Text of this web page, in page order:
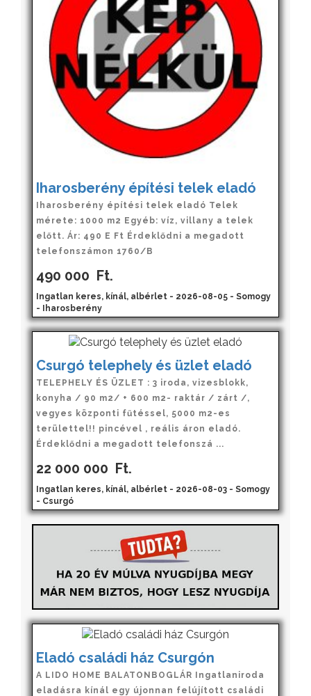
Iharosberény építési telek eladó
Iharosberény építési telek eladó Telek
mérete: 1000 m2 Egyéb: víz, villany a telek
előtt. Ár: 490 E Ft Érdeklődni a megadott
telefonszámon 1760/B
490 000 Ft.
Ingatlan keres, kínál, albérlet - 2026-08-05 - Somogy
- Iharosberény
Csurgó telephely és üzlet eladó
TELEPHELY ÉS ÜZLET : 3 iroda, vizesblokk,
konyha / 90 m2/ + 600 m2- raktár / zárt /,
vegyes központi fűtéssel, 5000 m2-es
területtel!! pincével , reális áron eladó.
Érdeklődni a megadott telefonszá ...
22 000 000 Ft.
Ingatlan keres, kínál, albérlet - 2026-08-03 - Somogy
- Csurgó
Eladó családi ház Csurgón
A LIDO HOME BALATONBOGLÁR Ingatlaniroda
eladásra kínál egy újonnan felújított családi